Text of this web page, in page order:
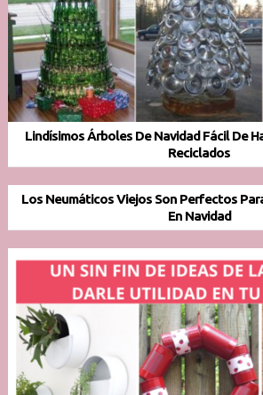
Lindísimos Árboles De Navidad Fácil De
Reciclados
Los Neumáticos Viejos Son Perfectos
En Navidad